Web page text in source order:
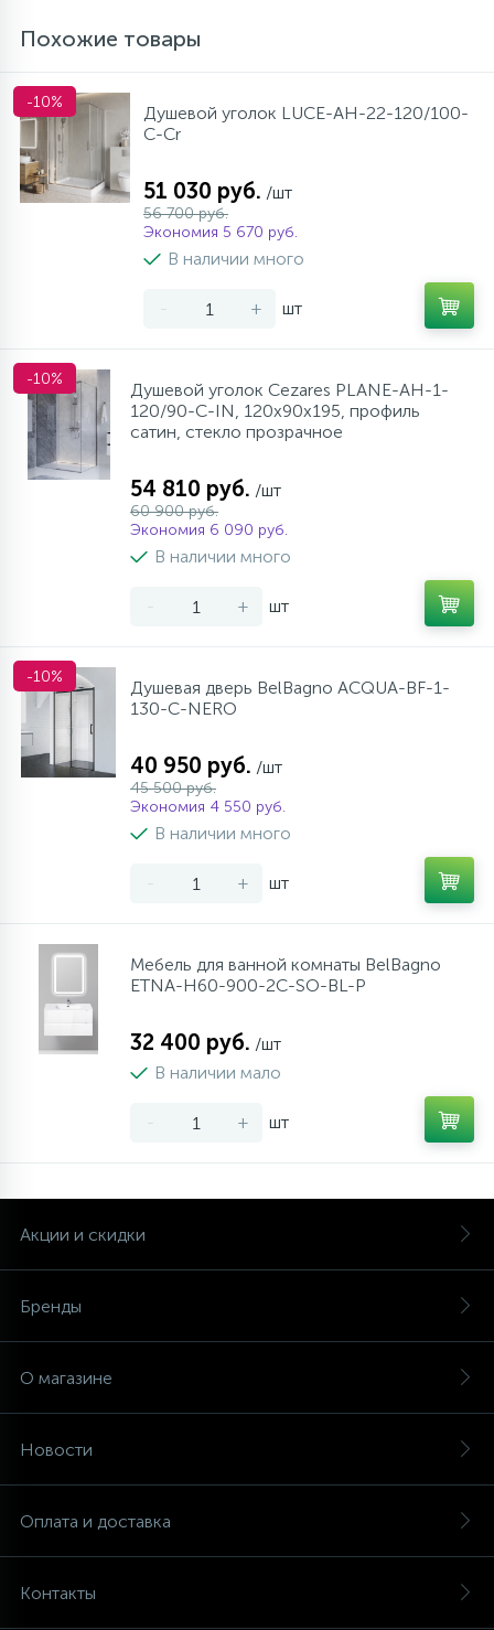
Похожие товары
-10%
Душевой уголок LUCE-AH-22-120/100-
C-Cr
51 030 руб. /шт
56 700 руб.
Экономия 5 670 руб.
В наличии много
- + шт
-10%
Душевой уголок Cezares PLANE-AH-1-
120/90-C-IN, 120х90х195, профиль
сатин, стекло прозрачное
54 810 руб. /шт
60 900 руб.
Экономия 6 090 руб.
В наличии много
- + шт
-10%
Душевая дверь BelBagno ACQUA-BF-1-
130-C-NERO
40 950 руб. /шт
45 500 руб.
Экономия 4 550 руб.
В наличии много
- + шт
Мебель для ванной комнаты BelBagno
ETNA-H60-900-2C-SO-BL-P
32 400 руб. /шт
В наличии мало
- + шт
Акции и скидки
Бренды
О магазине
Новости
Оплата и доставка
Контакты